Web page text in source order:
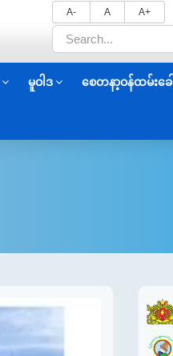
A- A A+
မူဝါဒ စေတနာ့ဝန်ထမ်းခေ